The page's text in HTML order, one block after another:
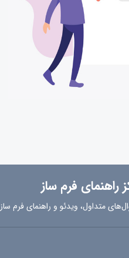
راهنمای فرم ساز
متداول، ویدئو و راهنمای فرم ساز